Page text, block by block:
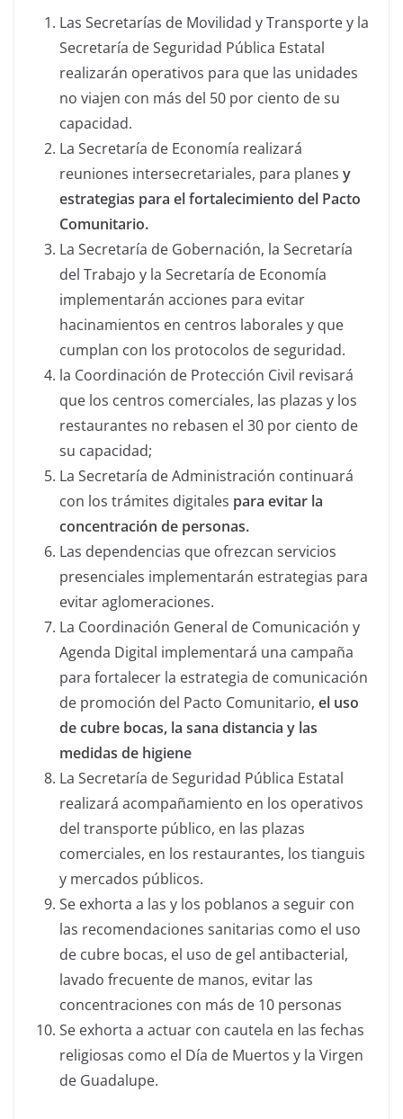
Las Secretarías de Movilidad y Transporte y la
Secretaría de Seguridad Pública Estatal
realizarán operativos para que las unidades
no viajen con más del 50 por ciento de su
capacidad.
La Secretaría de Economía realizará
reuniones intersecretariales, para planes y
estrategias para el fortalecimiento del Pacto
Comunitario.
La Secretaría de Gobernación, la Secretaría
del Trabajo y la Secretaría de Economía
implementarán acciones para evitar
hacinamientos en centros laborales y que
cumplan con los protocolos de seguridad.
la Coordinación de Protección Civil revisará
que los centros comerciales, las plazas y los
restaurantes no rebasen el 30 por ciento de
su capacidad;
La Secretaría de Administración continuará
con los trámites digitales para evitar la
concentración de personas.
Las dependencias que ofrezcan servicios
presenciales implementarán estrategias para
evitar aglomeraciones.
La Coordinación General de Comunicación y
Agenda Digital implementará una campaña
para fortalecer la estrategia de comunicación
de promoción del Pacto Comunitario, el uso
de cubre bocas, la sana distancia y las
medidas de higiene
La Secretaría de Seguridad Pública Estatal
realizará acompañamiento en los operativos
del transporte público, en las plazas
comerciales, en los restaurantes, los tianguis
y mercados públicos.
Se exhorta a las y los poblanos a seguir con
las recomendaciones sanitarias como el uso
de cubre bocas, el uso de gel antibacterial,
lavado frecuente de manos, evitar las
concentraciones con más de 10 personas
Se exhorta a actuar con cautela en las fechas
religiosas como el Día de Muertos y la Virgen
de Guadalupe.